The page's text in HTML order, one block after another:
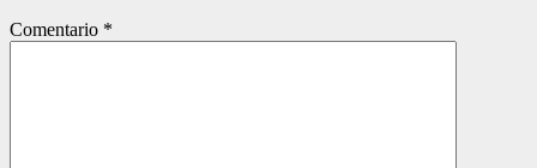
Comentario *